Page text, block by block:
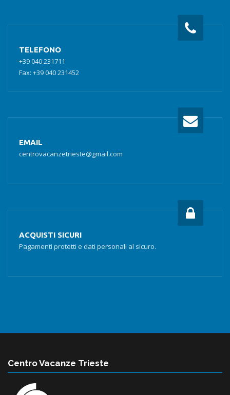
TELEFONO
+39 040 231711
Fax: +39 040 231452
EMAIL
centrovacanzetrieste@gmail.com
ACQUISTI SICURI
Pagamenti protetti e dati personali al sicuro.
Centro Vacanze Trieste